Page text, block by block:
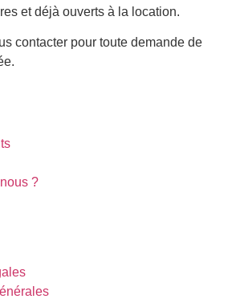
et déjà ouverts à la location.
contacter pour toute demande de
?